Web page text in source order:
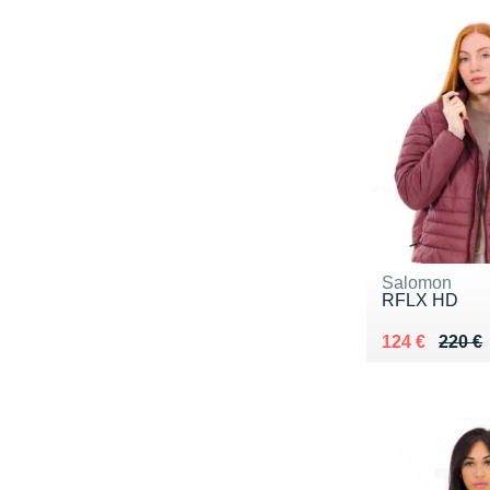
Salomon
RFLX HD
220 €
Au lieu de
124 €
Vendu 124 €